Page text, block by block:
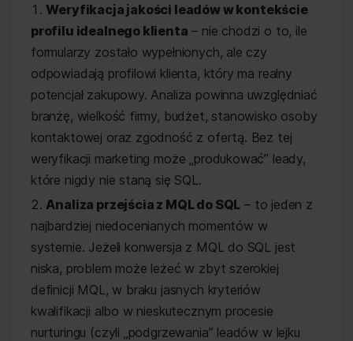
Weryfikacja jakości leadów w kontekście
profilu idealnego klienta – nie chodzi o to, ile
formularzy zostało wypełnionych, ale czy
odpowiadają profilowi klienta, który ma realny
potencjał zakupowy. Analiza powinna uwzględniać
branżę, wielkość firmy, budżet, stanowisko osoby
kontaktowej oraz zgodność z ofertą. Bez tej
weryfikacji marketing może „produkować” leady,
które nigdy nie staną się SQL.
Analiza przejścia z MQL do SQL – to jeden z
najbardziej niedocenianych momentów w
systemie. Jeżeli konwersja z MQL do SQL jest
niska, problem może leżeć w zbyt szerokiej
definicji MQL, w braku jasnych kryteriów
kwalifikacji albo w nieskutecznym procesie
nurturingu (czyli „podgrzewania” leadów w lejku